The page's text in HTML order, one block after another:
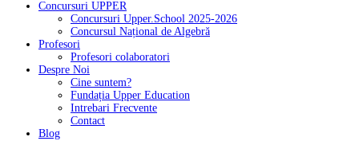
Concursuri UPPER
Concursuri Upper.School 2025-2026
Concursul Național de Algebră
Profesori
Profesori colaboratori
Despre Noi
Cine suntem?
Fundația Upper Education
Intrebari Frecvente
Contact
Blog